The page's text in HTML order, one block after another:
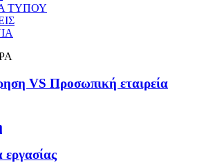
ΤΥΠΟΥ
VS Προσωπική εταιρεία